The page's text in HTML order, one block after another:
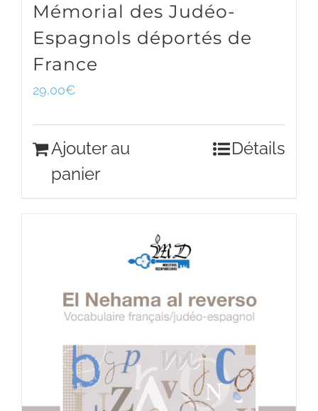
Mémorial des Judéo-
Espagnols déportés de
France
29,00€
Ajouter au
panier
Détails